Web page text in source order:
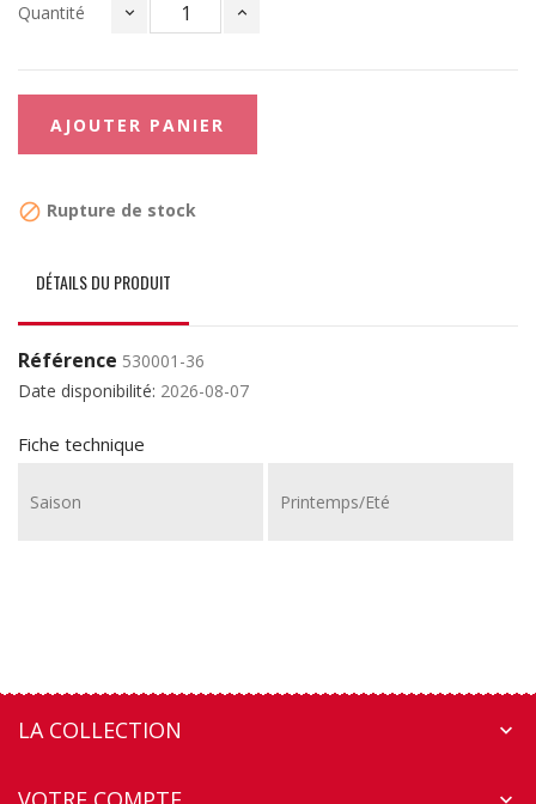
Quantité
AJOUTER PANIER
 Rupture de stock
DÉTAILS DU PRODUIT
Référence 530001-36
Date disponibilité: 2026-08-07
Fiche technique
Saison Printemps/Eté
LA COLLECTION 